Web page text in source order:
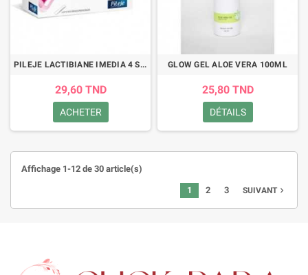
PILEJE LACTIBIANE IMEDIA 4 STICKS ORODISPERSIBLES
29,60 TND
ACHETER
GLOW GEL ALOE VERA 100ML
25,80 TND
DÉTAILS
Affichage 1-12 de 30 article(s)
1 2 3 SUIVANTnavigate_next